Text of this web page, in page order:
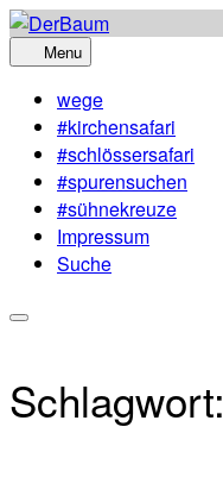
Skip
to
Menu
wege
#kirchensafari
#schlössersafari
#spurensuchen
#sühnekreuze
Impressum
Suche
Schlagwort: